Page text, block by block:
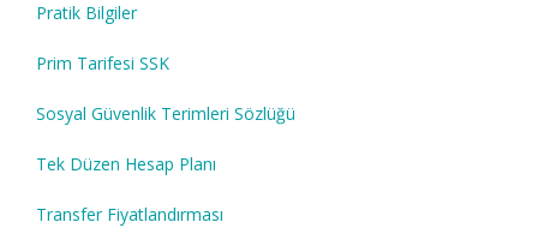
Pratik Bilgiler
Prim Tarifesi SSK
Sosyal Güvenlik Terimleri Sözlüğü
Tek Düzen Hesap Planı
Transfer Fiyatlandırması